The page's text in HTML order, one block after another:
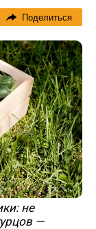
Поделиться
не
—